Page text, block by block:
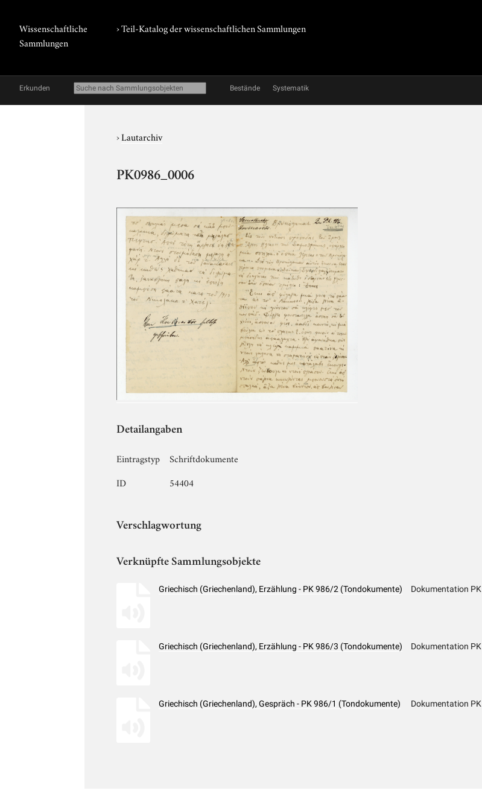
Wissenschaftliche
Sammlungen
› Teil-Katalog der wissenschaftlichen Sammlungen
Erkunden Bestände Systematik
›Lautarchiv
PK0986_0006
Detailangaben
Eintragstyp
Schriftdokumente
ID
54404
Verschlagwortung
Verknüpfte Sammlungsobjekte
Griechisch (Griechenland), Erzählung - PK 986/2 (Tondokumente) Dokumentation PK
Griechisch (Griechenland), Erzählung - PK 986/3 (Tondokumente) Dokumentation PK
Griechisch (Griechenland), Gespräch - PK 986/1 (Tondokumente) Dokumentation PK